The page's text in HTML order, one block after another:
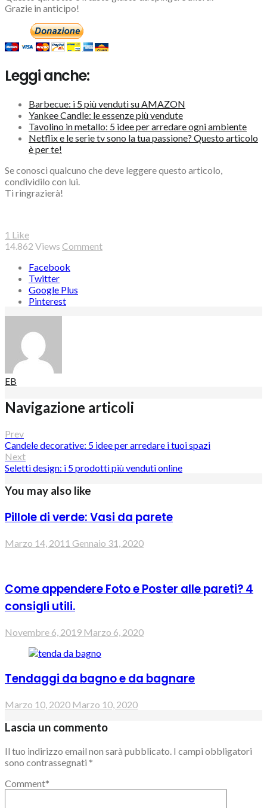
Grazie in anticipo!
Leggi anche:
Barbecue: i 5 più venduti su AMAZON
Yankee Candle: le essenze più vendute
Tavolino in metallo: 5 idee per arredare ogni ambiente
Netflix e le serie tv sono la tua passione? Questo articolo
è per te!
Se conosci qualcuno che deve leggere questo articolo,
condividilo con lui.
Ti ringrazierà!
1 Like
14.862 Views Comment
Facebook
Twitter
Google Plus
Pinterest
EB
Navigazione articoli
Prev
Candele decorative: 5 idee per arredare i tuoi spazi
Next
Seletti design: i 5 prodotti più venduti online
You may also like
Pillole di verde: Vasi da parete
Marzo 14, 2011 Gennaio 31, 2020
Come appendere Foto e Poster alle pareti? 4
consigli utili.
Novembre 6, 2019 Marzo 6, 2020
Tendaggi da bagno e da bagnare
Marzo 10, 2020 Marzo 10, 2020
Lascia un commento
Il tuo indirizzo email non sarà pubblicato. I campi obbligatori
sono contrassegnati *
Comment*